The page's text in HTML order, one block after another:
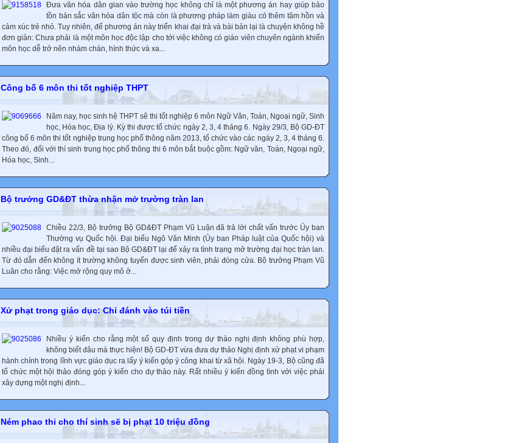
Đưa văn hóa dân gian vào trường học không chỉ là một phương án hay giúp bảo
tồn bản sắc văn hóa dân tộc mà còn là phương pháp làm giàu có thêm tâm hồn và
cảm xúc trẻ nhỏ. Tuy nhiên, để phương án này triển khai đại trà và bài bản lại là chuyện không hề
đơn giản: Chưa phải là một môn học độc lập cho tới việc không có giáo viên chuyên ngành khiến
môn học dễ trở nên nhàm chán, hình thức và xa...
Công bố 6 môn thi tốt nghiệp THPT
Năm nay, học sinh hệ THPT sẽ thi tốt nghiệp 6 môn Ngữ Văn, Toán, Ngoại ngữ, Sinh
học, Hóa học, Địa lý. Kỳ thi được tổ chức ngày 2, 3, 4 tháng 6. Ngày 29/3, Bộ GD-ĐT
công bố 6 môn thi tốt nghiệp trung học phổ thông năm 2013, tổ chức vào các ngày 2, 3, 4 tháng 6.
Theo đó, đối với thí sinh trung học phổ thông thi 6 môn bắt buộc gồm: Ngữ văn, Toán, Ngoại ngữ,
Hóa học, Sinh...
Bộ trưởng GD&ĐT thừa nhận mở trường tràn lan
Chiều 22/3, Bộ trưởng Bộ GD&ĐT Phạm Vũ Luận đã trả lời chất vấn trước Ủy ban
Thường vụ Quốc hội. Đại biểu Ngô Văn Minh (Ủy ban Pháp luật của Quốc hội) và
nhiều đại biểu đặt ra vấn đề tại sao Bộ GD&ĐT lại để xảy ra tình trạng mở trường đại học tràn lan.
Từ đó dẫn đến không ít trường không tuyển được sinh viên, phải đóng cửa. Bộ trưởng Phạm Vũ
Luân cho rằng: Việc mở rộng quy mô ở...
Xử phạt trong giáo dục: Chỉ đánh vào túi tiền
Nhiều ý kiến cho rằng một số quy định trong dự thảo nghị định không phù hợp,
không biết đâu mà thực hiện! Bộ GD-ĐT vừa đưa dự thảo Nghị định xử phạt vi phạm
hành chính trong lĩnh vực giáo dục ra lấy ý kiến góp ý công khai từ xã hội. Ngày 19-3, Bộ cũng đã
tổ chức một hội thảo đóng góp ý kiến cho dự thảo này. Rất nhiều ý kiến đồng tình với việc phải
xây dựng một nghị định...
Ném phao thi cho thí sinh sẽ bị phạt 10 triệu đồng